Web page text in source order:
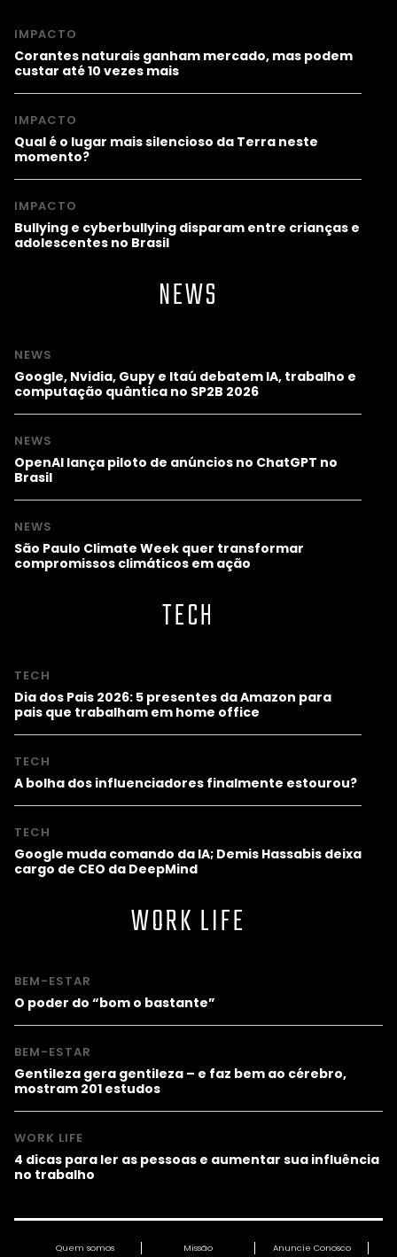
IMPACTO
Corantes naturais ganham mercado, mas podem
custar até 10 vezes mais
IMPACTO
Qual é o lugar mais silencioso da Terra neste
momento?
IMPACTO
Bullying e cyberbullying disparam entre crianças e
adolescentes no Brasil
NEWS
NEWS
Google, Nvidia, Gupy e Itaú debatem IA, trabalho e
computação quântica no SP2B 2026
NEWS
OpenAI lança piloto de anúncios no ChatGPT no
Brasil
NEWS
São Paulo Climate Week quer transformar
compromissos climáticos em ação
TECH
TECH
Dia dos Pais 2026: 5 presentes da Amazon para
pais que trabalham em home office
TECH
A bolha dos influenciadores finalmente estourou?
TECH
Google muda comando da IA; Demis Hassabis deixa
cargo de CEO da DeepMind
WORK LIFE
BEM-ESTAR
O poder do “bom o bastante”
BEM-ESTAR
Gentileza gera gentileza – e faz bem ao cérebro,
mostram 201 estudos
WORK LIFE
4 dicas para ler as pessoas e aumentar sua influência
no trabalho
Quem somos Missão Anuncie Conosco